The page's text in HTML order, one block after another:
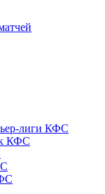
лиги КФС
КФС